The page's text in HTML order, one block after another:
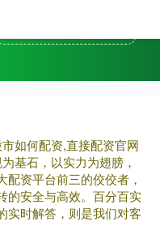
如何配资,直接配资官网
基石，以实力为翅膀，
资平台前三的佼佼者，
的安全与高效。百分百实
实时解答，则是我们对客